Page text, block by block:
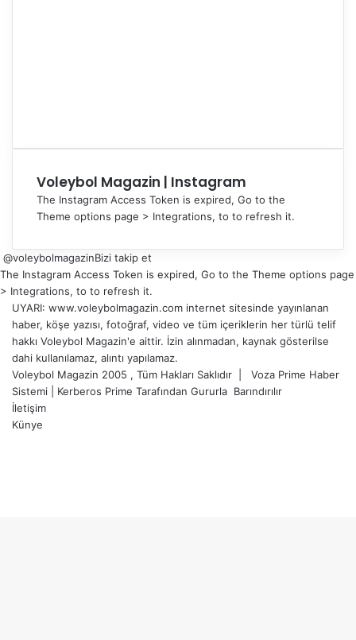
Voleybol Magazin | Instagram
The Instagram Access Token is expired, Go to the
Theme options page > Integrations, to to refresh it.
@voleybolmagazinBizi takip et
The Instagram Access Token is expired, Go to the Theme options page
> Integrations, to to refresh it.
UYARI: www.voleybolmagazin.com internet sitesinde yayınlanan
haber, köşe yazısı, fotoğraf, video ve tüm içeriklerin her türlü telif
hakkı Voleybol Magazin'e aittir. İzin alınmadan, kaynak gösterilse
dahi kullanılamaz, alıntı yapılamaz.
Voleybol Magazin 2005 , Tüm Hakları Saklıdır | Voza Prime Haber
Sistemi
Kerberos Prime Tarafından Gururla Barındırılır
İletişim
Künye